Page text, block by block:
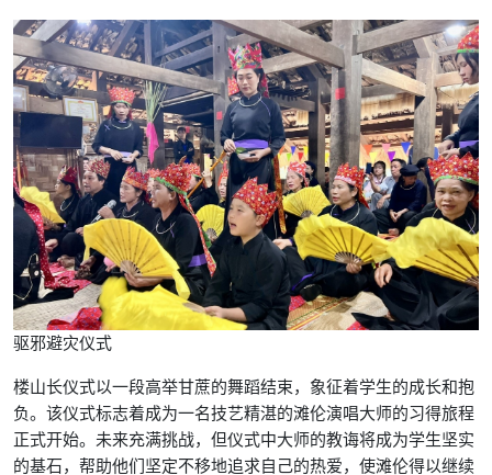
驱邪避灾仪式
楼山长仪式以一段高举甘蔗的舞蹈结束，象征着学生的成长和抱
负。该仪式标志着成为一名技艺精湛的滩伦演唱大师的习得旅程
正式开始。未来充满挑战，但仪式中大师的教诲将成为学生坚实
的基石，帮助他们坚定不移地追求自己的热爱，使滩伦得以继续